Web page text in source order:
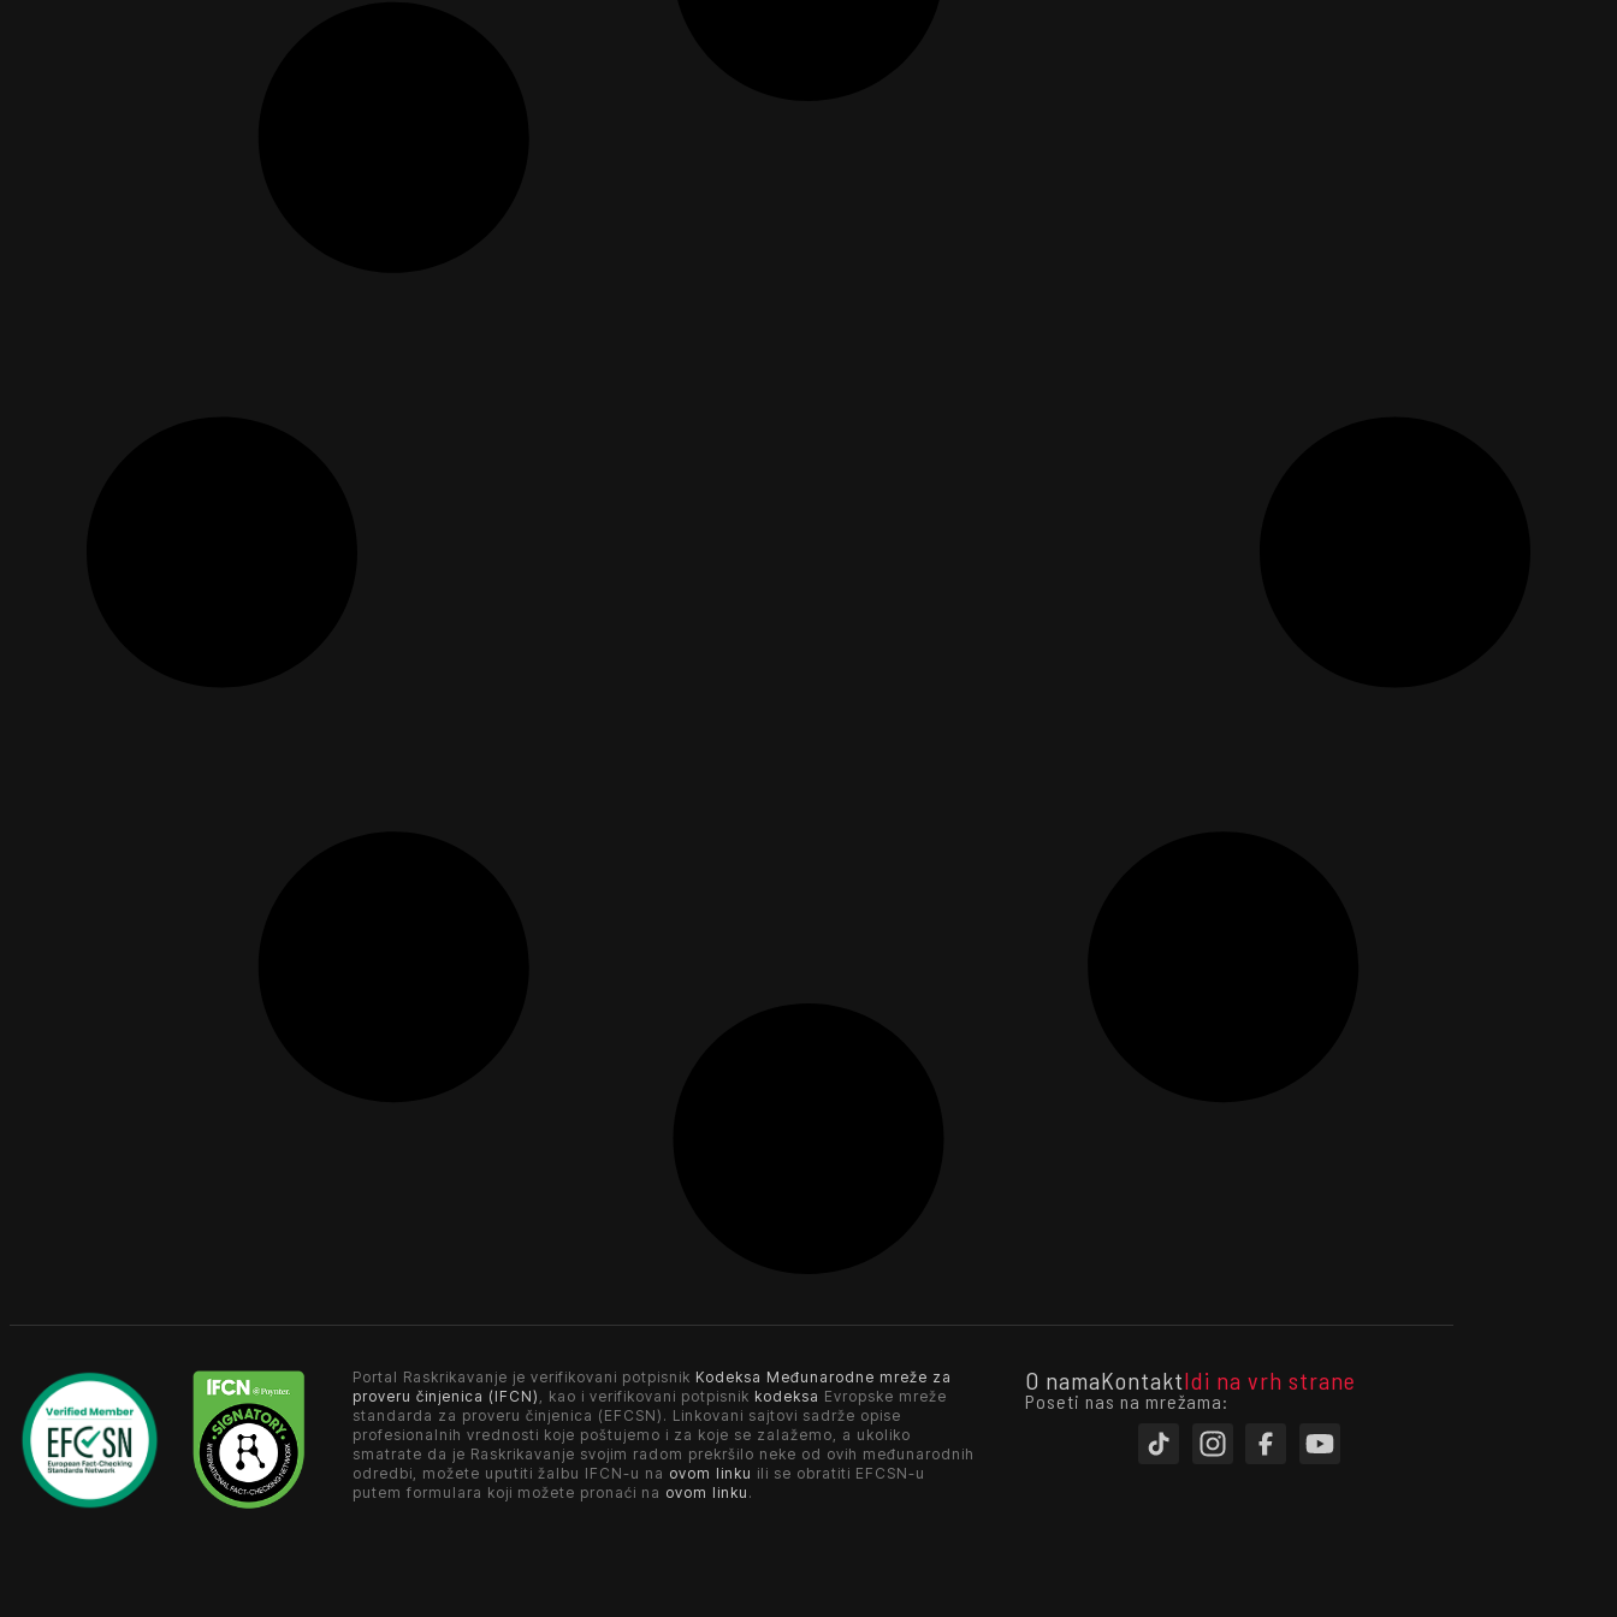
Portal Raskrikavanje je verifikovani potpisnik Kodeksa Međunarodne mreže za
proveru činjenica (IFCN) , kao i verifikovani potpisnik kodeksa Evropske mreže
standarda za proveru činjenica (EFCSN). Linkovani sajtovi sadrže opise
profesionalnih vrednosti koje poštujemo i za koje se zalažemo, a ukoliko
smatrate da je Raskrikavanje svojim radom prekršilo neke od ovih međunarodnih
odredbi, možete uputiti žalbu IFCN-u na ovom linku ili se obratiti EFCSN-u
putem formulara koji možete pronaći na ovom linku .
O namaKontaktIdi na vrh strane
Poseti nas na mrežama: